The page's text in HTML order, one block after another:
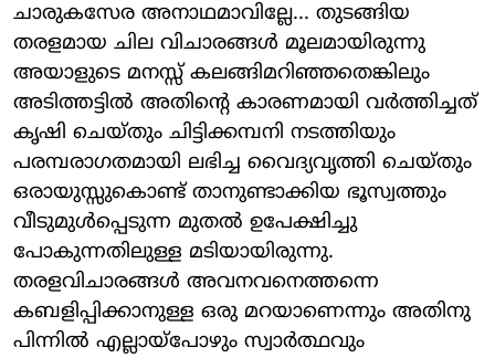
ചാരുകസേര അനാഥമാവില്ലേ... തുടങ്ങിയ
തരളമായ ചില വിചാരങ്ങള്‍ മൂലമായിരുന്നു
അയാളുടെ മനസ്സ് കലങ്ങിമറിഞ്ഞതെങ്കിലും
അടിത്തട്ടില്‍ അതിന്റെ കാരണമായി വര്‍ത്തിച്ചത്
കൃഷി ചെയ്തും ചിട്ടിക്കമ്പനി നടത്തിയും
പരമ്പരാഗതമായി ലഭിച്ച വൈദ്യവൃത്തി ചെയ്തും
ഒരായുസ്സുകൊണ്ട് താനുണ്ടാക്കിയ ഭൂസ്വത്തും
വീടുമുള്‍പ്പെടുന്ന മുതല്‍ ഉപേക്ഷിച്ചു
പോകുന്നതിലുള്ള മടിയായിരുന്നു.
തരളവിചാരങ്ങള്‍ അവനവനെത്തന്നെ
കബളിപ്പിക്കാനുള്ള ഒരു മറയാണെന്നും അതിനു
പിന്നില്‍ എല്ലായ്‌പോഴും സ്വാര്‍ത്ഥവും